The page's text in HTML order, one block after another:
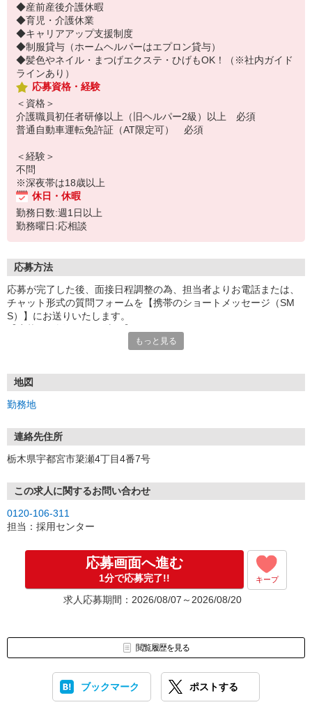
◆産前産後介護休暇
◆育児・介護休業
◆キャリアアップ支援制度
◆制服貸与（ホームヘルパーはエプロン貸与）
◆髪色やネイル・まつげエクステ・ひげもOK！（※社内ガイド
ラインあり）
応募資格・経験
＜資格＞
介護職員初任者研修以上（旧ヘルパー2級）以上 必須
普通自動車運転免許証（AT限定可） 必須
＜経験＞
不問
※深夜帯は18歳以上
休日・休暇
勤務日数:週1日以上
勤務曜日:応相談
応募方法
応募が完了した後、面接日程調整の為、担当者よりお電話または、
チャット形式の質問フォームを【携帯のショートメッセージ（SM
S）】にお送りいたします。
1.応募…Webもしくはお電話より応募ください。
※実技試験はドライバーの職種のみとなります。
もっと見る
地図
勤務地
連絡先住所
栃木県宇都宮市簗瀬4丁目4番7号
この求人に関するお問い合わせ
0120-106-311
担当：採用センター
応募画面へ進む
1分で応募完了!! キープ
求人応募期間：2026/08/07～2026/08/20
閲覧履歴を見る
ブックマーク ポストする